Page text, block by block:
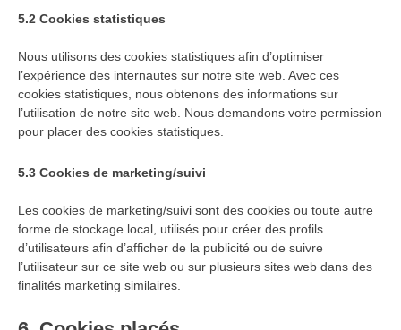
5.2 Cookies statistiques
Nous utilisons des cookies statistiques afin d’optimiser
l’expérience des internautes sur notre site web. Avec ces
cookies statistiques, nous obtenons des informations sur
l’utilisation de notre site web. Nous demandons votre permission
pour placer des cookies statistiques.
5.3 Cookies de marketing/suivi
Les cookies de marketing/suivi sont des cookies ou toute autre
forme de stockage local, utilisés pour créer des profils
d’utilisateurs afin d’afficher de la publicité ou de suivre
l’utilisateur sur ce site web ou sur plusieurs sites web dans des
finalités marketing similaires.